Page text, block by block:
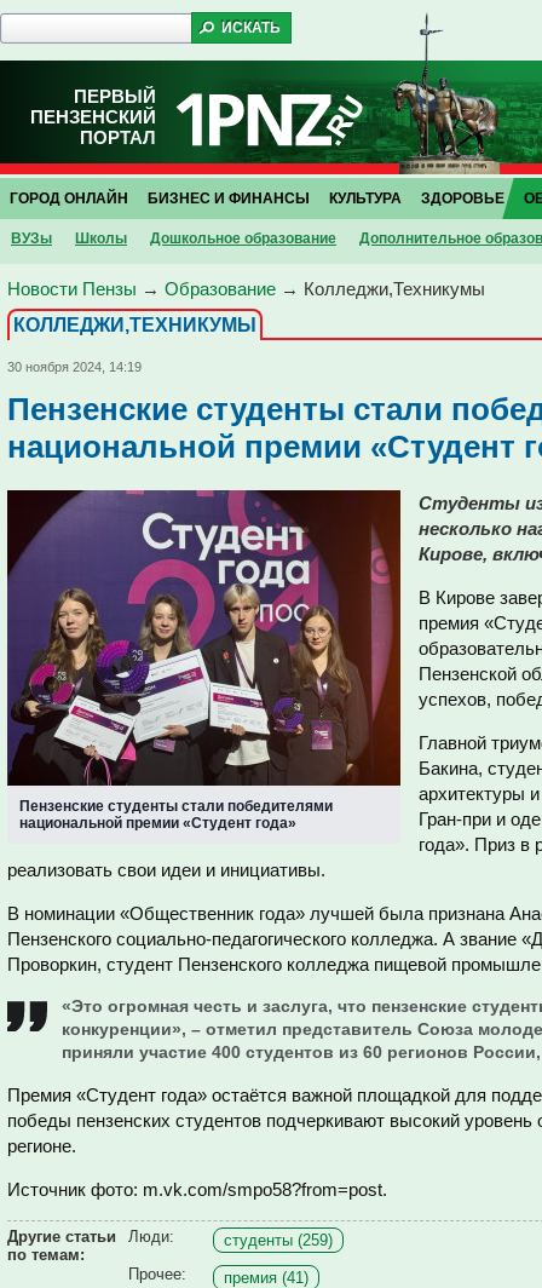
ПЕРВЫЙ
ПЕНЗЕНСКИЙ
ПОРТАЛ
ГОРОД ОНЛАЙН БИЗНЕС И ФИНАНСЫ КУЛЬТУРА ЗДОРОВЬЕ
ВУЗы Школы Дошкольное образование Дополнительное
Новости Пензы → Образование → Колледжи,Техникумы
КОЛЛЕДЖИ,ТЕХНИКУМЫ
30 ноября 2024, 14:19
Пензенские студенты стали
национальной премии «Студент
Пензенские студенты стали победителями
национальной премии «Студент года»
Студенты из
несколько
Кирове,
В Кирове
премия
Пензенской
успехов,
Главной
Бакина,
архитектуры
Гран-при и
года». Приз в
реализовать свои идеи и инициативы.
В номинации «Общественник года» лучшей была признана
Пензенского социально-педагогического колледжа. А звание
Проворкин, студент Пензенского колледжа пищевой
«Это огромная честь и заслуга, что пензенские
конкуренции», – отметил представитель Союза
приняли участие 400 студентов из 60 регионов
Премия «Студент года» остаётся важной площадкой для
победы пензенских студентов подчеркивают высокий уровень
регионе.
Источник фото: m.vk.com/smpo58?from=post.
Другие статьи
по темам:
Люди:
студенты (259)
Прочее:
премия (41)